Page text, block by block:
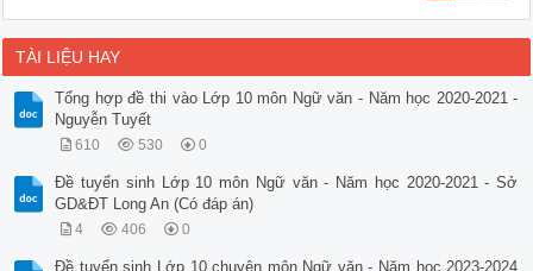
TÀI LIỆU HAY
Tổng hợp đề thi vào Lớp 10 môn Ngữ văn - Năm học 2020-2021 -
Nguyễn Tuyết
610 530 0
Đề tuyển sinh Lớp 10 môn Ngữ văn - Năm học 2020-2021 - Sở
GD&ĐT Long An (Có đáp án)
4 406 0
Đề tuyển sinh Lớp 10 chuyên môn Ngữ văn - Năm học 2023-2024